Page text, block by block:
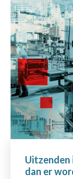
Uitzenden
dan er